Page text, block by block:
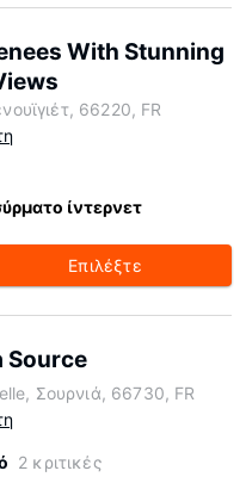
With Stunning
66220, FR
ίντερνετ
Επιλέξτε
Source
Σουρνιά, 66730, FR
2 κριτικές